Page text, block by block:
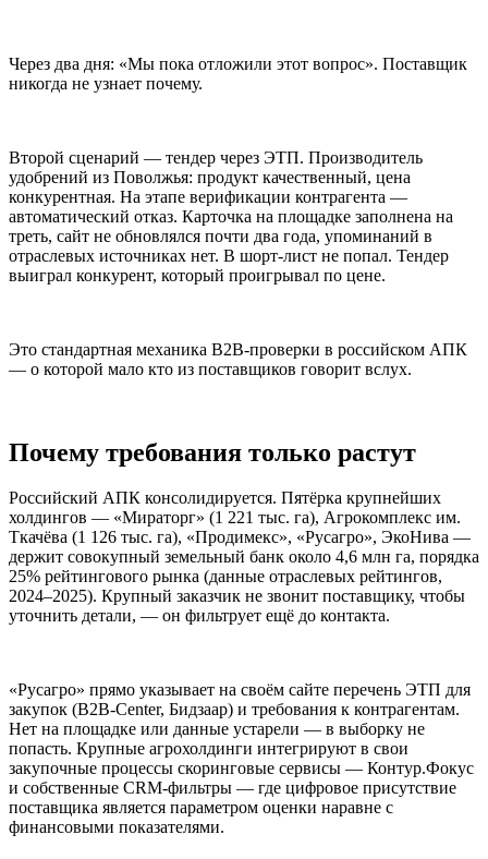
Через два дня: «Мы пока отложили этот вопрос». Поставщик
никогда не узнает почему.
Второй сценарий — тендер через ЭТП. Производитель
удобрений из Поволжья: продукт качественный, цена
конкурентная. На этапе верификации контрагента —
автоматический отказ. Карточка на площадке заполнена на
треть, сайт не обновлялся почти два года, упоминаний в
отраслевых источниках нет. В шорт-лист не попал. Тендер
выиграл конкурент, который проигрывал по цене.
Это стандартная механика B2B-проверки в российском АПК
— о которой мало кто из поставщиков говорит вслух.
Почему требования только растут
Российский АПК консолидируется. Пятёрка крупнейших
холдингов — «Мираторг» (1 221 тыс. га), Агрокомплекс им.
Ткачёва (1 126 тыс. га), «Продимекс», «Русагро», ЭкоНива —
держит совокупный земельный банк около 4,6 млн га, порядка
25% рейтингового рынка (данные отраслевых рейтингов,
2024–2025). Крупный заказчик не звонит поставщику, чтобы
уточнить детали, — он фильтрует ещё до контакта.
«Русагро» прямо указывает на своём сайте перечень ЭТП для
закупок (B2B-Center, Бидзаар) и требования к контрагентам.
Нет на площадке или данные устарели — в выборку не
попасть. Крупные агрохолдинги интегрируют в свои
закупочные процессы скоринговые сервисы — Контур.Фокус
и собственные CRM-фильтры — где цифровое присутствие
поставщика является параметром оценки наравне с
финансовыми показателями.